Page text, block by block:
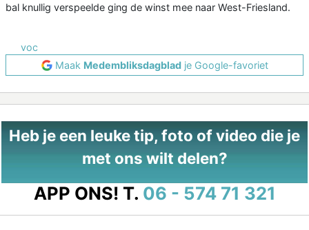
bal knullig verspeelde ging de winst mee naar West-Friesland.
voc
Maak Medembliksdagbladje Google-favoriet
Heb je een leuke tip, foto of video die je
met ons wilt delen?
APP ONS! T. 06 - 574 71 321